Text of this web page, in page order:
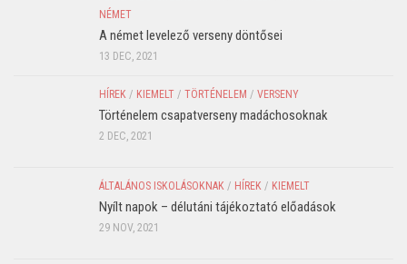
NÉMET
A német levelező verseny döntősei
13 DEC, 2021
HÍREK / KIEMELT / TÖRTÉNELEM / VERSENY
Történelem csapatverseny madáchosoknak
2 DEC, 2021
ÁLTALÁNOS ISKOLÁSOKNAK / HÍREK / KIEMELT
Nyílt napok – délutáni tájékoztató előadások
29 NOV, 2021